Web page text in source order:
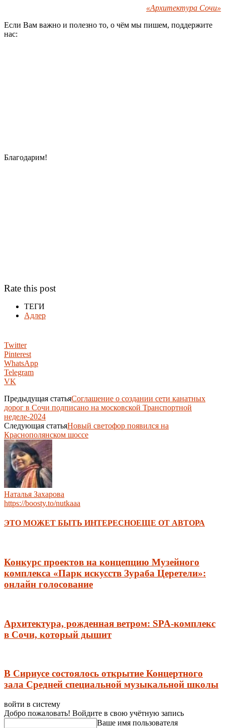
«Архитектура Сочи»
Если Вам важно и полезно то, о чём мы пишем, поддержите
нас:
Благодарим!
Rate this post
ТЕГИ
Адлер
Twitter
Pinterest
WhatsApp
Telegram
VK
Предыдущая статьяСоглашение о создании сети канатных
дорог в Сочи подписано на московской Транспортной
неделе-2024
Следующая статьяНовый светофор появился на
Краснополянском шоссе
Наталья Захарова
https://boosty.to/nutkaaa
ЭТО МОЖЕТ БЫТЬ ИНТЕРЕСНОЕЩЕ ОТ АВТОРА
Конкурс проектов на концепцию Музейного
комплекса «Парк искусств Зураба Церетели»:
онлайн голосование
Архитектура, рожденная ветром: SPA-комплекс
в Сочи, который дышит
В Сириусе состоялось открытие Концертного
зала Средней специальной музыкальной школы
войти в систему
Добро пожаловать! Войдите в свою учётную запись
Ваше имя пользователя